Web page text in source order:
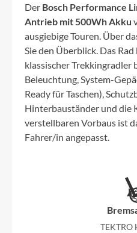
Der Bosch Performance
Antrieb mit 500Wh Akku
ausgiebige Touren. Über
Sie den Überblick. Das
klassischer Trekkingradler
Beleuchtung, System-
Ready für Taschen),
Hinterbauständer und die
verstellbaren Vorbaus ist
Fahrer/in angepasst.
TEKTRO